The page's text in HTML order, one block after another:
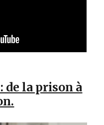
de la prison à